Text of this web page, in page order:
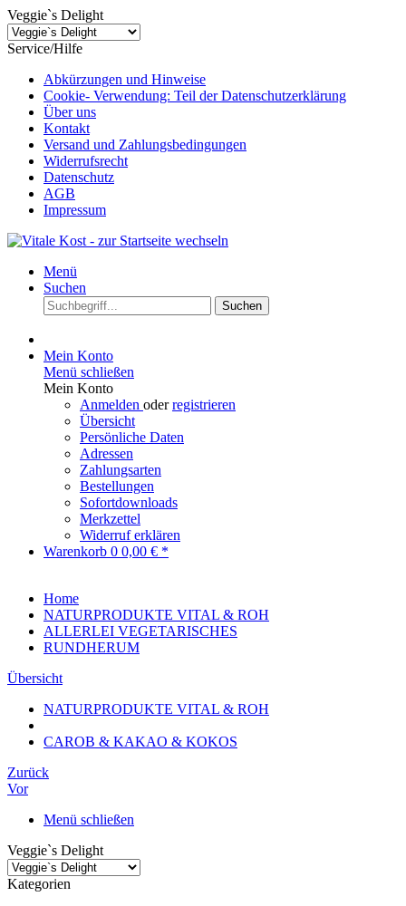
Veggie`s Delight
Service/Hilfe
Abkürzungen und Hinweise
Cookie- Verwendung: Teil der Datenschutzerklärung
Über uns
Kontakt
Versand und Zahlungsbedingungen
Widerrufsrecht
Datenschutz
AGB
Impressum
Menü
Suchen
Suchen
Mein Konto
Menü schließen
Mein Konto
Anmelden oderregistrieren
Übersicht
Persönliche Daten
Adressen
Zahlungsarten
Bestellungen
Sofortdownloads
Merkzettel
Widerruf erklären
Warenkorb 0 0,00 € *
Home
NATURPRODUKTE VITAL & ROH
ALLERLEI VEGETARISCHES
RUNDHERUM
Übersicht
NATURPRODUKTE VITAL & ROH
CAROB & KAKAO & KOKOS
Zurück
Vor
Menü schließen
Veggie`s Delight
Kategorien